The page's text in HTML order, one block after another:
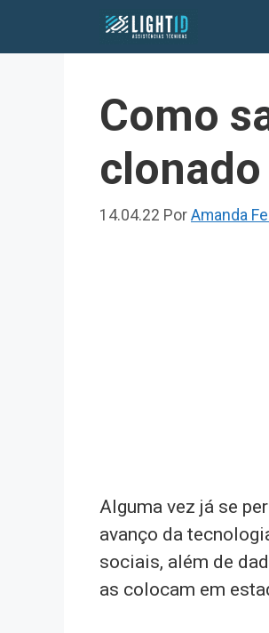
Como
14.04.22 PorAmanda
Alguma vez já se
avanço da
sociais, além de
as colocam em